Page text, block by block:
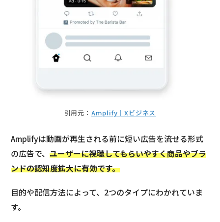
引用元： Amplify｜Xビジネス
Amplifyは動画が再生される前に短い広告を流せる形式
の広告で、ユーザーに視聴してもらいやすく商品やブラ
ンドの認知度拡大に有効です。
目的や配信方法によって、2つのタイプにわかれていま
す。